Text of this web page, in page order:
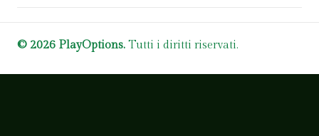
© 2026 PlayOptions. Tutti i diritti riservati.